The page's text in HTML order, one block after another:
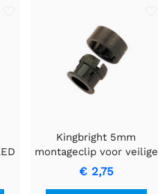
Kingbright 5mm
montageclip voor veilige
LED-bevestiging
€ 2,75